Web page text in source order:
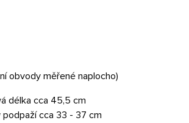
obvody měřené naplocho)
délka cca 45,5 cm
podpaží cca 33 - 37 cm